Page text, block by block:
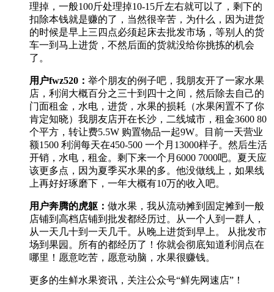
理掉，一般100斤处理掉10-15斤左右就可以了，剩下的
扣除本钱就是赚的了，当然很辛苦，为什么，因为进货
的时候是早上三四点必须起床去批发市场，等别人的货
车一到马上进货，不然后面的货就没给你挑拣的机会
了。
用户fwz520 ： 举个朋友的例子吧，我朋友开了一家水果
店，利润大概百分之三十到四十之间，然后除去自己的
门面租金，水电，进货，水果的损耗（水果闲置不了你
肯定知晓）我朋友店开在长沙，二线城市，租金3600 80
个平方，转让费5.5W 购置物品一起9W。目前一天营业
额1500 利润每天在450-500 一个月13000样子。然后生活
开销，水电，租金。剩下来一个月6000 7000吧。夏天应
该更多点，因为夏季买水果的多。他没做线上，如果线
上再好好琢磨下，一年大概有10万的收入吧。
用户奔腾的虎躯 ： 做水果，我从流动摊到固定摊到一般
店铺到高档店铺到批发都经历过。从一个人到一群人，
从一天几十到一天几千。从晚上进货到早上。 从批发市
场到果园。所有的都经历了！你就会彻底知道利润点在
哪里！愿意吃苦，愿意动脑，水果很赚钱。
更多的生鲜水果资讯，关注公众号“鲜先网速店”！